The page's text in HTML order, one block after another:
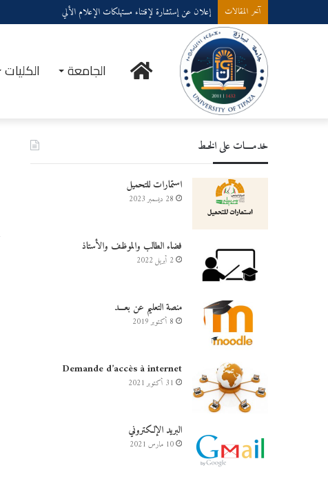
آخر المقالات إعلان عن إستشارة لإقتناء مستهلكات الإعلام الألي
الرئيسيةالجامعة الكليات
خدمــــات على الخـط
استمارات للتحميل
28 ديسمبر 2023
فضاء الطالب والموظف والأستاذ
2 أبريل 2022
منصة التعليم عن بعـــد
8 أكتوبر 2019
Demande d’accès à internet
31 أكتوبر 2021
البريد الإلكتروني
10 مارس 2021